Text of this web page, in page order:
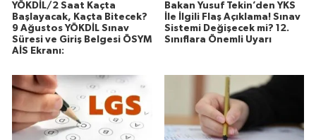
YÖKDİL/2 Saat Kaçta
Başlayacak, Kaçta Bitecek?
9 Ağustos YÖKDİL Sınav
Süresi ve Giriş Belgesi ÖSYM
AİS Ekranı:
Bakan Yusuf Tekin’den YKS
İle İlgili Flaş Açıklama! Sınav
Sistemi Değişecek mi? 12.
Sınıflara Önemli Uyarı